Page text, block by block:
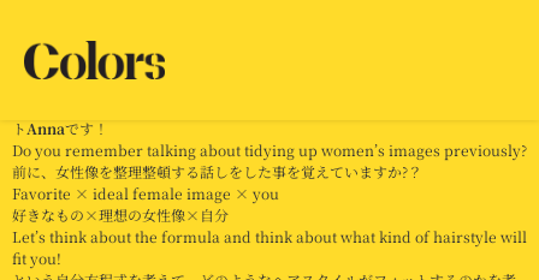
×自分
トAnnaです！
Do you remember talking about tidying up women’s images previously?
前に、女性像を整理整頓する話しをした事を覚えていますか?？
Favorite × ideal female image × you
好きなもの×理想の女性像×自分
Let’s think about the formula and think about what kind of hairstyle will
fit you!